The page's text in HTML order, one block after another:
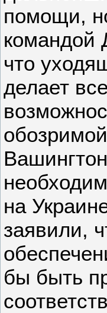
помощи,
командой
что
делает
на
заявили,
бы быть